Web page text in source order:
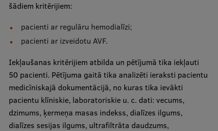
šādiem kritērijiem:
pacienti ar regulāru hemodialīzi;
pacienti ar izveidotu AVF.
Iekļaušanas kritērijiem atbilda un pētījumā tika iekļauti
50 pacienti. Pētījuma gaitā tika analizēti ieraksti pacientu
medicīniskajā dokumentācijā, no kuras tika ievākti
pacientu klīniskie, laboratoriskie u. c. dati: vecums,
dzimums, ķermeņa masas indekss, dialīzes ilgums,
dialīzes sesijas ilgums, ultrafiltrāta daudzums,